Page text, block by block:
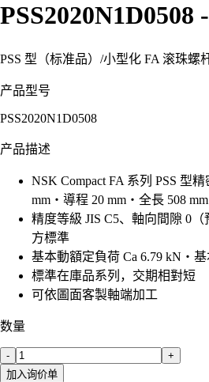
PSS2020N1D0508
PSS 型（标准品） /小型化 FA 滚珠螺
产品型号
PSS2020N1D0508
产品描述
NSK Compact FA 系列 PSS 型
mm・導程 20 mm・全長 508
精度等級 JIS C5、軸向間隙 0
方標準
基本動額定負荷 Ca 6.79 kN・
標準在庫品系列，交期相對短
可依圖面客製軸端加工
数量
-
+
加入询价单